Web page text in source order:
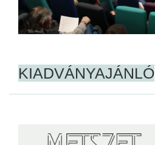
KIADVÁNYAJÁNLÓ